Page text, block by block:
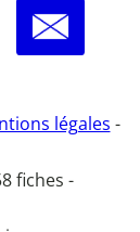
légales -
fiches -